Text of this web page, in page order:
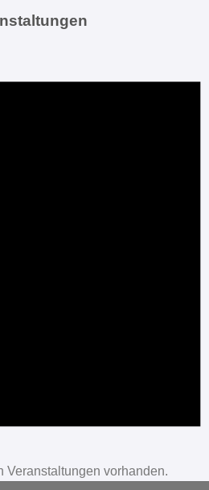
Veranstaltungen vorhanden.